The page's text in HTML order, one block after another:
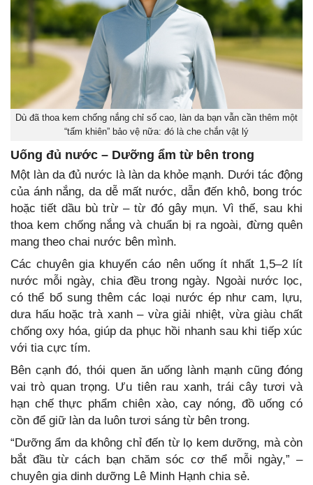
Dù đã thoa kem chống nắng chỉ số cao, làn da bạn vẫn cần thêm một
“tấm khiên” bảo vệ nữa: đó là che chắn vật lý
Uống đủ nước – Dưỡng ẩm từ bên trong
Một làn da đủ nước là làn da khỏe mạnh. Dưới tác động
của ánh nắng, da dễ mất nước, dẫn đến khô, bong tróc
hoặc tiết dầu bù trừ – từ đó gây mụn. Vì thế, sau khi
thoa kem chống nắng và chuẩn bị ra ngoài, đừng quên
mang theo chai nước bên mình.
Các chuyên gia khuyến cáo nên uống ít nhất 1,5–2 lít
nước mỗi ngày, chia đều trong ngày. Ngoài nước lọc,
có thể bổ sung thêm các loại nước ép như cam, lựu,
dưa hấu hoặc trà xanh – vừa giải nhiệt, vừa giàu chất
chống oxy hóa, giúp da phục hồi nhanh sau khi tiếp xúc
với tia cực tím.
Bên cạnh đó, thói quen ăn uống lành mạnh cũng đóng
vai trò quan trọng. Ưu tiên rau xanh, trái cây tươi và
hạn chế thực phẩm chiên xào, cay nóng, đồ uống có
cồn để giữ làn da luôn tươi sáng từ bên trong.
“Dưỡng ẩm da không chỉ đến từ lọ kem dưỡng, mà còn
bắt đầu từ cách bạn chăm sóc cơ thể mỗi ngày,” –
chuyên gia dinh dưỡng Lê Minh Hạnh chia sẻ.